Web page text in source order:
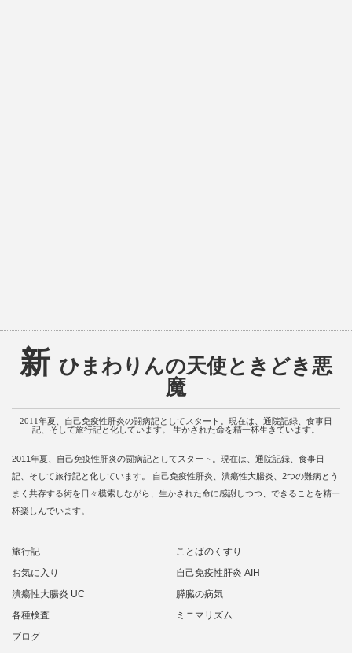
新 ひまわりんの天使ときどき悪
魔
2011年夏、自己免疫性肝炎の闘病記としてスタート。現在は、通院記録、食事日
記、そして旅行記と化しています。 生かされた命を精一杯生きています。
2011年夏、自己免疫性肝炎の闘病記としてスタート。現在は、通院記録、食事日
記、そして旅行記と化しています。 自己免疫性肝炎、潰瘍性大腸炎、2つの難病とう
まく共存する術を日々模索しながら、生かされた命に感謝しつつ、できることを精一
杯楽しんでいます。
旅行記
ことばのくすり
お気に入り
自己免疫性肝炎 AIH
潰瘍性大腸炎 UC
膵臓の病気
各種検査
ミニマリズム
ブログ